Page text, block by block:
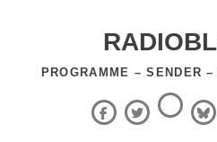
PROGRAMME – SENDER
Facebook
X
(Twitter)
Threads